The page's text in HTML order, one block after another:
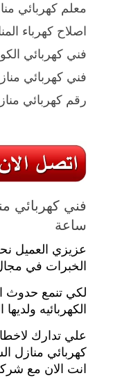
معلم كهربائي
اصلاح كهرباء
فني كهربائي
فني كهربائي
رقم كهربائي
ساعة
عزيزي العميل
الخبرات في مجال
لكي تنمع حدوث
الكهربائيه
علي تدارك
كهربائي منازل
انت الان مع